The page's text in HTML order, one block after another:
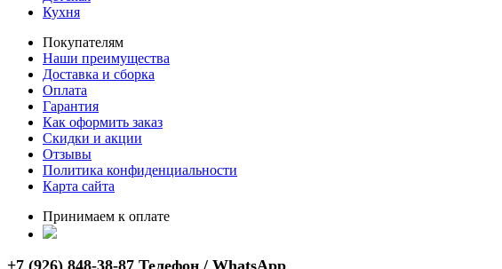
Кухня
Покупателям
Наши преимущества
Доставка и сборка
Оплата
Гарантия
Как оформить заказ
Скидки и акции
Отзывы
Политика конфиденциальности
Карта сайта
Принимаем к оплате
+7 (926) 848-38-87 Телефон / WhatsApp